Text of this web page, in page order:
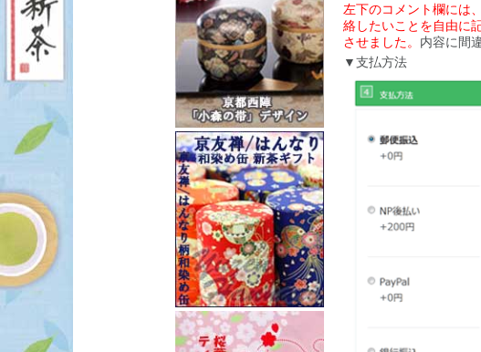
左下のコメント欄には
絡したいことを自由に
させました。 内容に間
▼支払方法